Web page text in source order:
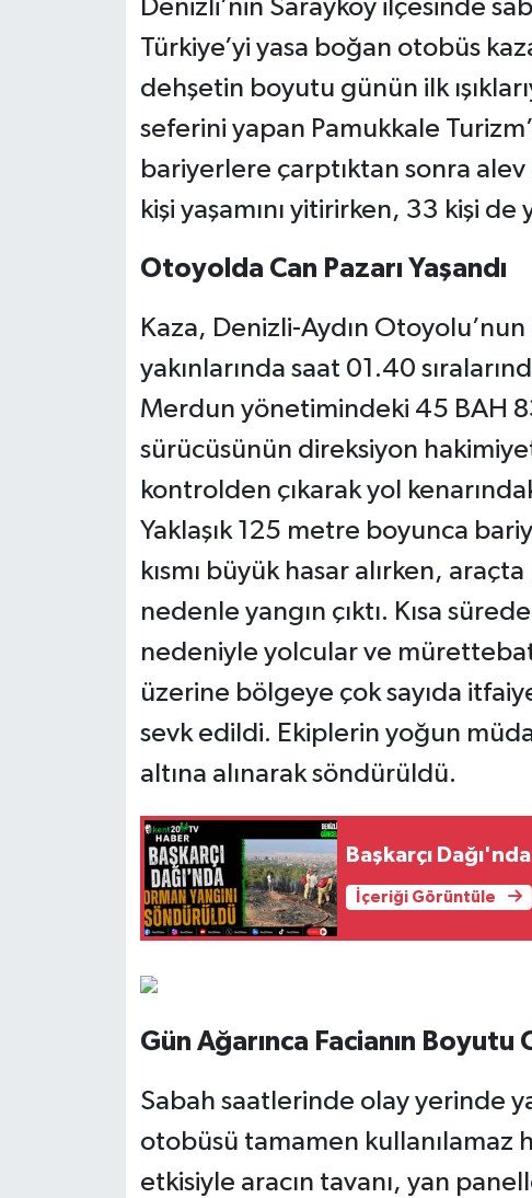
Denizli’nin Sarayköy ilçesinde
Türkiye’yi yasa boğan otobüs
dehşetin boyutu günün ilk
seferini yapan Pamukkale
bariyerlere çarptıktan sonra alev
kişi yaşamını yitirirken, 33 kişi de
Otoyolda Can Pazarı Yaşandı
Kaza, Denizli-Aydın
yakınlarında saat 01.40
Merdun yönetimindeki 45 BAH
sürücüsünün direksiyon
kontrolden çıkarak yol
Yaklaşık 125 metre boyunca
kısmı büyük hasar alırken,
nedenle yangın çıktı. Kısa
nedeniyle yolcular ve
üzerine bölgeye çok sayıda
sevk edildi. Ekiplerin yoğun
altına alınarak söndürüldü.
Başkarçı
İçeriği Görüntüle
Gün Ağarınca Facianın Boyutu
Sabah saatlerinde olay yerinde
otobüsü tamamen
etkisiyle aracın tavanı, yan